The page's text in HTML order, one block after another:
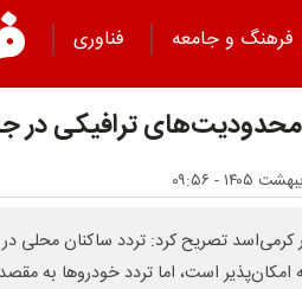
فرهنگ و جامعه فناوری
محدودیت‌های ترافیکی در
کرمی‌اسد تصریح کرد: تردد ساکنان محلی
امکان‌پذیر است، اما تردد خودروها به